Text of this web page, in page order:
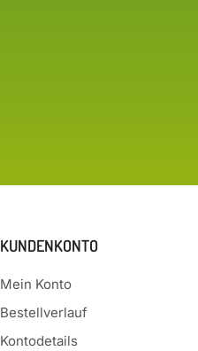
KUNDENKONTO
Mein Konto
Bestellverlauf
Kontodetails